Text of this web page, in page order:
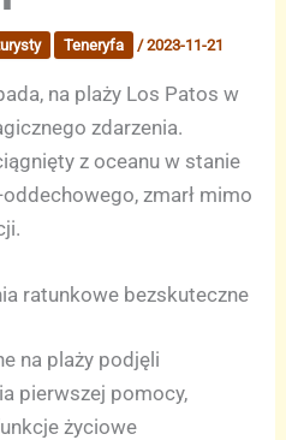
Teneryfa /2023-11-21
na plaży Los Patos w
zdarzenia.
z oceanu w stanie
zmarł mimo
ratunkowe bezskuteczne
na plaży podjęli
pierwszej pomocy,
życiowe